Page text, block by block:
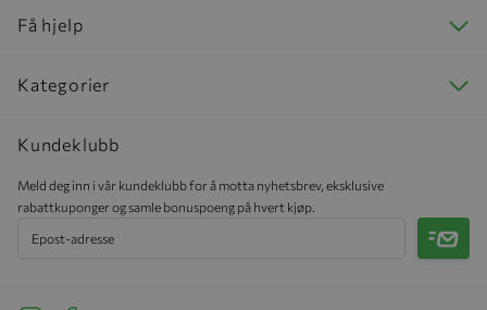
Få hjelp
Kategorier
Kundeklubb
Meld deg inn i vår kundeklubb for å motta nyhetsbrev, eksklusive
rabattkuponger og samle bonuspoeng på hvert kjøp.
Meld